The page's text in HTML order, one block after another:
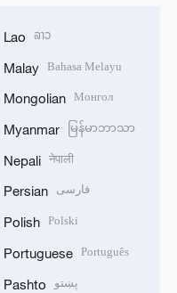
Lao ລາວ
Malay Bahasa Melayu
Mongolian Монгол
Myanmar မြန်မာဘာသာ
Nepali नेपाली
Persian فارسی
Polish Polski
Portuguese Português
Pashto پښتو